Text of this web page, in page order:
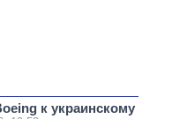
к украинскому